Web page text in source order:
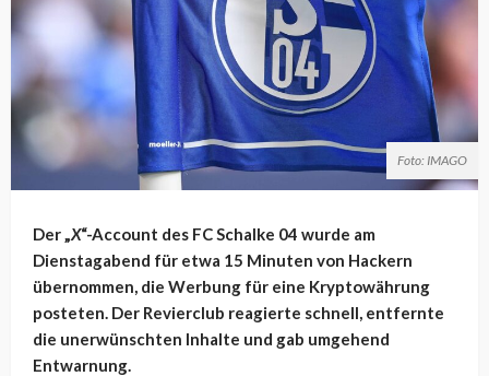
Foto: IMAGO
Der „X“-Account des FC Schalke 04 wurde am
Dienstagabend für etwa 15 Minuten von Hackern
übernommen, die Werbung für eine Kryptowährung
posteten. Der Revierclub reagierte schnell, entfernte
die unerwünschten Inhalte und gab umgehend
Entwarnung.